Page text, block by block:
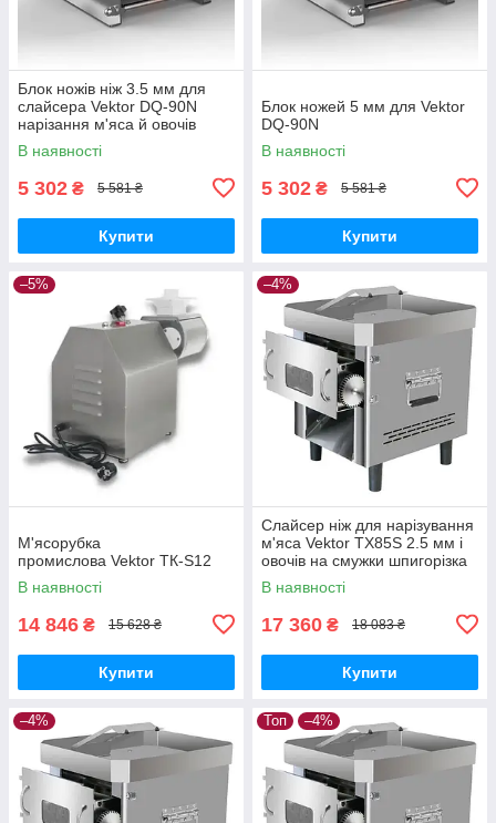
Блок ножів ніж 3.5 мм для
слайсера Vektor DQ-90N
нарізання м'яса й овочів
В наявності
5 302 ₴ 5 581 ₴
Купити
Блок ножей 5 мм для Vektor
DQ-90N
В наявності
5 302 ₴ 5 581 ₴
Купити
–5%
М'ясорубка
промислова Vektor ТК-S12
В наявності
14 846 ₴ 15 628 ₴
Купити
–4%
Слайсер ніж для нарізування
м'яса Vektor TX85S 2.5 мм і
овочів на смужки шпигорізка
В наявності
17 360 ₴ 18 083 ₴
Купити
–4% Топ –4%